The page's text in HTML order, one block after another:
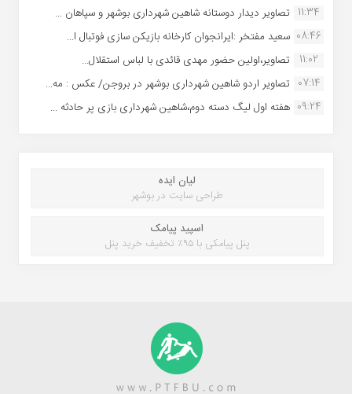
11:34 تصاویر دیدار دوستانه شاهین شهردارى بوشهر و سپاهان ...
08:46 سعید مفتخر :ایرانجوان کارخانه بازیکن سازی فوتبال ا...
11:02
تصاویر،اولین حضور مهدی قائدی با لباس استقلال...
07:14 تصاویر اردو شاهین شهرداری بوشهر در بروجن/ عکس : مه...
09:24 هفته اول لیگ دسته دوم،شاهین شهرداری بازی پر حادثه ...
لیان ایده
طراحی سایت در بوشهر
اسپید پیامک
پنل پیامکی با ۹۵٪ تخفیف خرید پنل